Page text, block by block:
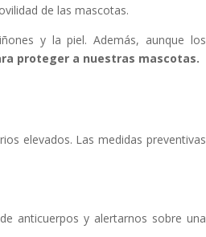
de las mascotas.
y la piel. Además, aunque los
proteger a nuestras mascotas.
elevados. Las medidas preventivas
anticuerpos y alertarnos sobre una